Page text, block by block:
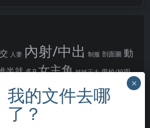
人妻 內射/中出 制服 剖面圖 動
半就 多P 女主角 姊姊正太 學校/校園
幻想 強制你播種 強制播種
拘束 教育 男主角
辱 羞辱